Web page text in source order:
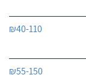
₪40-110
₪55-150